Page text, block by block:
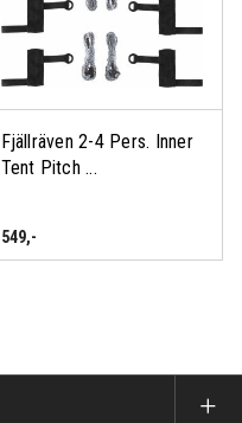
Fjällräven 2-4 Pers. Inner
Tent Pitch ...
549,-